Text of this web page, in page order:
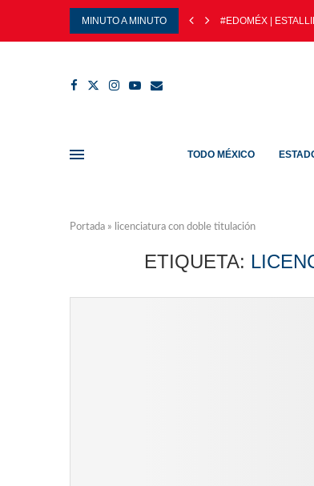
MINUTO A MINUTO #EDOMÉX |
TODO MÉXICO
Portada » licenciatura con doble titulación
ETIQUETA: